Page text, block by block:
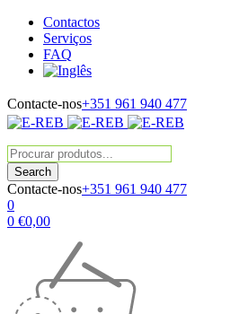
Contactos
Serviços
FAQ
Contacte-nos+351 961 940 477
Contacte-nos+351 961 940 477
0
0 €0,00